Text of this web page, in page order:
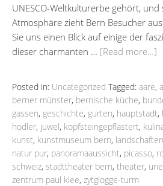
UNESCO-Weltkulturerbe gehört,
Atmosphäre zieht Bern Besucher
Sie uns einen Blick auf einige der
dieser charmanten … [Read more…]
Posted in: Uncategorized Tagged: aare,
berner münster, bernische küche,
gassen, geschichte, gurten, hauptstadt,
hodler, juwel, kopfsteingepflastert,
kunst, kunstmuseum bern, landschaften
natur pur, panoramaaussicht, picasso,
schweiz, stadttheater bern, theater,
zentrum paul klee, zytglogge-turm